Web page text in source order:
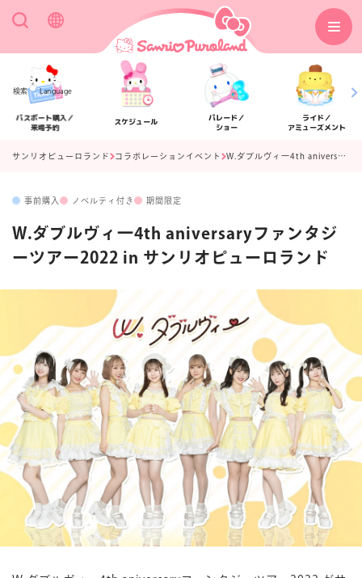
検索 Language
パスポート購入／
来場予約
スケジュール
パレード／
ショー
ライド／
アミューズメント
楽しみ方 サービスガイド
よくあるご質問 ニュース
サンリオピューロランド コラボレーションイベント W.ダブルヴィ一4th aniversaryファンタジーツアー2022 in サンリオピューロランド
事前購入 ノベルティ付き 期間限定
W.ダブルヴィ一4th aniversaryファンタジ
ーツアー2022 in サンリオピューロランド